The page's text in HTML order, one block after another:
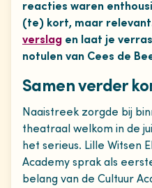
reacties waren
(te) kort, maar
verslag en laat je
notulen van Cees de
Samen verder
Naaistreek zorgde bij
theatraal welkom in de
het serieus. Lille Witsen
Academy sprak als
belang van de Cultuur